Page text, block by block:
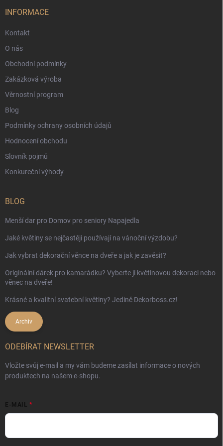
INFORMACE
Kontakt
O nás
Obchodní podmínky
Zakázková výroba
Věrnostní program
Blog
Podmínky ochrany osobních údajů
Hodnocení obchodu
Slovník pojmů
Konkureční výhody
BLOG
Menší dar pro Domov pro seniory Napajedla
Jaké květiny se nejčastěji používají na vánoční výzdobu?
Jak vybrat dekorační věnce na dveře a jak je zavěsit?
Originální dárek pro kamarádku? Vyberte ji květinovou dekoraci nebo
věnec na dveře!
Krásné a kvalitní svatební květiny? Jedině Dekorboss.cz!
Archiv
ODEBÍRAT NEWSLETTER
Vložte svůj e-mail a my vám budeme zasílat informace o nových
produktech na našem e-shopu.
E-MAIL